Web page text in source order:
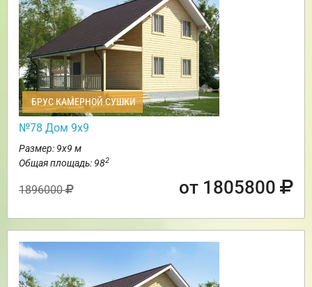
БРУС КАМЕРНОЙ СУШКИ
№78 Дом 9х9
Размер: 9х9 м
Общая площадь: 982
1896000 от 1805800